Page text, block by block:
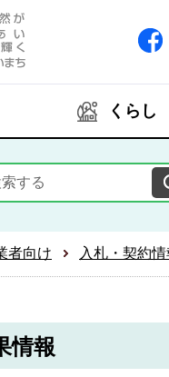
くらし
者向け 入札・契約
情報